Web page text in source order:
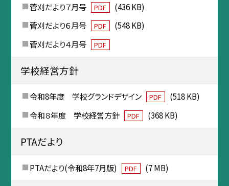
菅刈だより７月号 PDF
(436 KB)
菅刈だより６月号
PDF
(548 KB)
菅刈だより４月号
PDF
学校経営方針
令和8年度 学校グランドデザイン PDF
(518 KB)
令和８年度 学校経営方針
PDF (368 KB)
PTAだより
PTAだより(令和8年7月版) PDF (7 MB)